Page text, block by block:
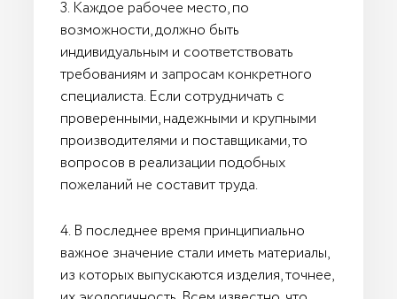
3. Каждое рабочее место, по
возможности, должно быть
индивидуальным и соответствовать
требованиям и запросам конкретного
специалиста. Если сотрудничать с
проверенными, надежными и крупными
производителями и поставщиками, то
вопросов в реализации подобных
пожеланий не составит труда.
4. В последнее время принципиально
важное значение стали иметь материалы,
из которых выпускаются изделия, точнее,